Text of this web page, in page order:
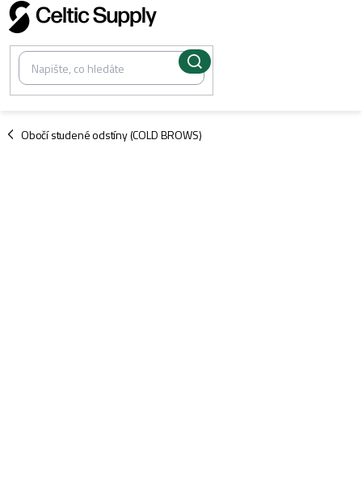
Přejít
na
obsah
Obočí studené odstíny (COLD BROWS)
/